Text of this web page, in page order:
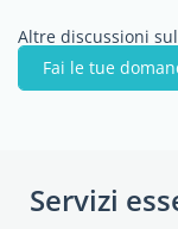
Altre discussioni
Fai le tue
Servizi